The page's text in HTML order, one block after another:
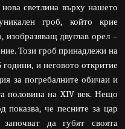
светлина върху нашето
гроб, който крие
изобразяващ двуглав орел –
Този гроб принадлежи на
и неговото откритие
за погребалните обичаи и
половина на XIV век. Нещо
показва, че песните за цар
да губят своята